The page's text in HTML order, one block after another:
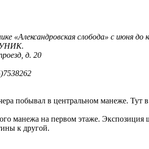
«Александровская слобода» с июня
УНИК.
д. 20
побывал в центральном манеже.
манежа на первом этаже.
к другой.